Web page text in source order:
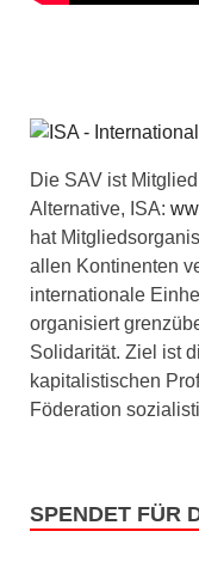
Die SAV ist
Alternative, ISA:
hat
allen Kontinenten
internationale
organisiert
Solidarität. Ziel ist
kapitalistischen
Föderation
SPENDET FÜR